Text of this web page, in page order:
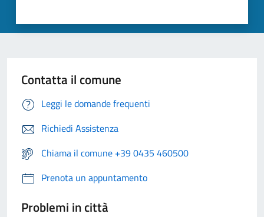
Contatta il comune
Leggi le domande frequenti
Richiedi Assistenza
Chiama il comune +39 0435 460500
Prenota un appuntamento
Problemi in città